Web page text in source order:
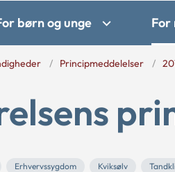
børn og unge For
Principmeddelelser
Erhvervssygdom Kviksølv